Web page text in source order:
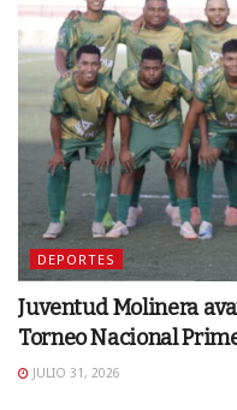
DEPORTES
Juventud Molinera
Torneo Nacional
JULIO 31, 2026